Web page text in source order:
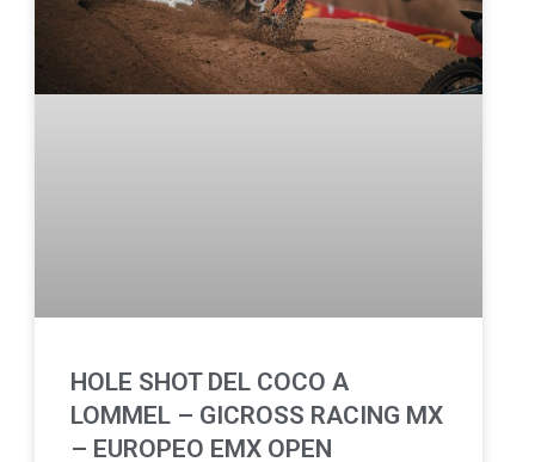
HOLE SHOT DEL COCO A
LOMMEL – GICROSS RACING MX
– EUROPEO EMX OPEN